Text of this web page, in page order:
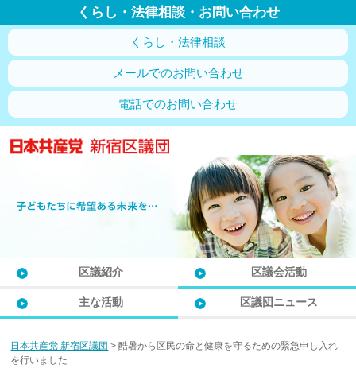
くらし・法律相談・お問い合わせ
くらし・法律相談
メールでのお問い合わせ
電話でのお問い合わせ
区議紹介 区議会活動
主な活動 区議団ニュース
日本共産党 新宿区議団 >酷暑から区民の命と健康を守るための緊急申し入れ
を行いました